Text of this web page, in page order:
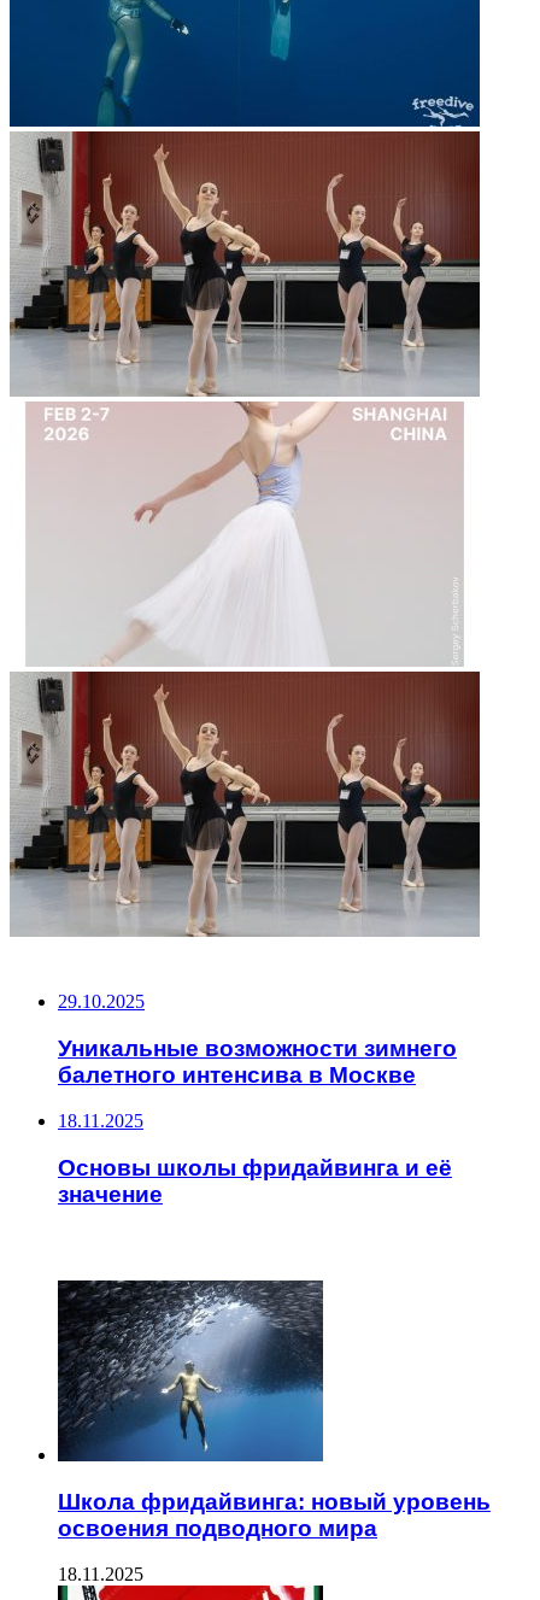
29.10.2025
Уникальные возможности зимнего
балетного интенсива в Москве
18.11.2025
Основы школы фридайвинга и её
значение
Школа фридайвинга: новый уровень
освоения подводного мира
18.11.2025